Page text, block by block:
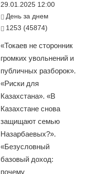
29.01.2025 12:00
День за днем
1253 (45874)
«Токаев не сторонник
громких увольнений и
публичных разборок».
«Риски для
Казахстана». «В
Казахстане снова
защищают семью
Назарбаевых?».
«Безусловный
базовый доход:
почему